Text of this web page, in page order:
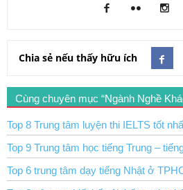
Chia sẻ nếu thấy hữu ích
Cùng chuyên mục “Ngành Nghề
Top 8 Trung tâm luyện thi IELTS tốt
Top 9 Trung tâm học tiếng Trung –
Top 6 trung tâm dạy tiếng Nhật ở